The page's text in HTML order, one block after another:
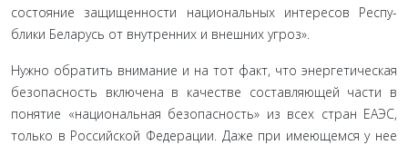
состояние защищенности национальных интересов Респу­
блики Беларусь от внутренних и внешних угроз».
Нужно обратить внимание и на тот факт, что энергети­ческая
безопасность включена в качестве составляющей части в
понятие «национальная безопасность» из всех стран ЕАЭС,
только в Российской Федерации. Даже при имеющемся у нее